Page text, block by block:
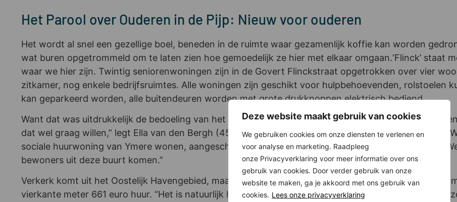
Deze website maakt gebruik van cookies
We gebruiken cookies om onze diensten te verlenen en
voor analyse en marketing. Raadpleeg
onze Privacyverklaring voor meer informatie over ons
gebruik van cookies. Door verder gebruik van onze
website te maken, ga je akkoord met ons gebruik van
cookies. Lees onze privacyverklaring
Het Parool over Ouderen in de Pijp: Nieuw voor ouderen
Het wordt al snel een gezellige boel, beneden in de ruimte waar gezamenlijk koffie kan worden
wat buren opgetrommeld om te laten zien hoe gemoedelijk ze hier met elkaar omgaan.‘Flinck’ staat
waar we hier zijn. Twintig seniorenwoningen zijn in de Govert Flinckstraat opgetrokken over vier
zitkamer, nog enkele bedrijfsruimtes. Alle woningen zijn geschikt voor hulpbehoevenden, rolstoelen
kan geparkeerd worden, alle buitendeuren worden met grote drukknoppen elektrisch bediend.
Want dat was uitdrukkelijk de bedoeling van het project Ouderen in De Pijp. “In wijken als deze
dat wel graag willen,” legt Ella van den Bergh (45) uit, projectmanager bij woningcorporatie Ymere.
sociale huurwoning van Ymere wonen, aangeschreven om te vragen of ze hierin interesse hebben.
bewoners uit deze buurt komen.”
Verkerk komt uit het Oostelijk Havengebied, maar moest vanwege zijn gezondheid naar een woning
vierkante meter 661 euro huur. “Het is natuurlijk heel mooi dat ik op deze plek in De Pijp terecht kon,